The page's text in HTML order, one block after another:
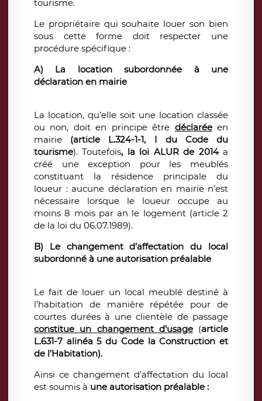
tourisme.
Le propriétaire qui souhaite louer son bien
sous cette forme doit respecter une
procédure spécifique :
A) La location subordonnée à une
déclaration en mairie
La location, qu’elle soit une location classée
ou non, doit en principe être déclaréeen
mairie (article L.324-1-1, I du Code du
tourisme). Toutefois, la loi ALUR de 2014a
créé une exception pour les meublés
constituant la résidence principale du
loueur : aucune déclaration en mairie n’est
nécessaire lorsque le loueur occupe au
moins 8 mois par an le logement (article 2
de la loi du 06.07.1989).
B) Le changement d’affectation du local
subordonné à une autorisation préalable
Le fait de louer un local meublé destiné à
l’habitation de manière répétée pour de
courtes durées à une clientèle de passage
constitue un changement d’usage(article
L.631-7 alinéa 5 du Code la Construction et
de l’Habitation).
Ainsi ce changement d’affectation du local
est soumis à une autorisation préalable :